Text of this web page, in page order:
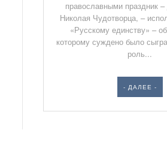
православными праздник –
Николая Чудотворца, –
«Русскому единству» –
которому суждено было
роль...
- ДАЛЕЕ -